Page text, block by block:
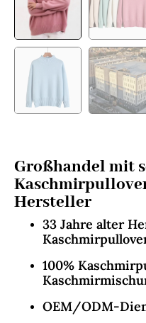
Großhandel mit
Hersteller
33 Jahre alter
100%
OEM/ODM-